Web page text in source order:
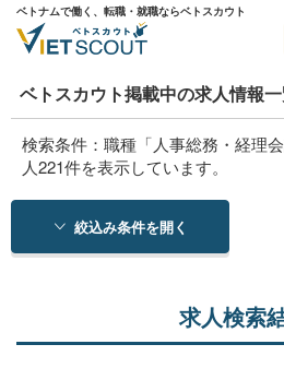
ベトナムで働く、転職・就職ならベトスカウト
ベトスカウト掲載中の求人情報
検索条件：職種「人事総務・経理
人221件を表示しています。
絞込み条件を開く
求人検索